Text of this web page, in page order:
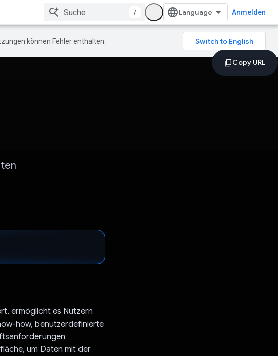
/ Anmelden
können Fehler enthalten.
ermöglicht es Nutzern
how, benutzerdefinierte
um Daten mit der